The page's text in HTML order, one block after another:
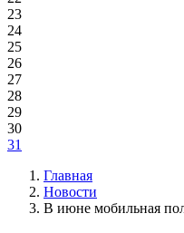
23
24
25
26
27
28
29
30
31
Главная
Новости
В июне мобильная